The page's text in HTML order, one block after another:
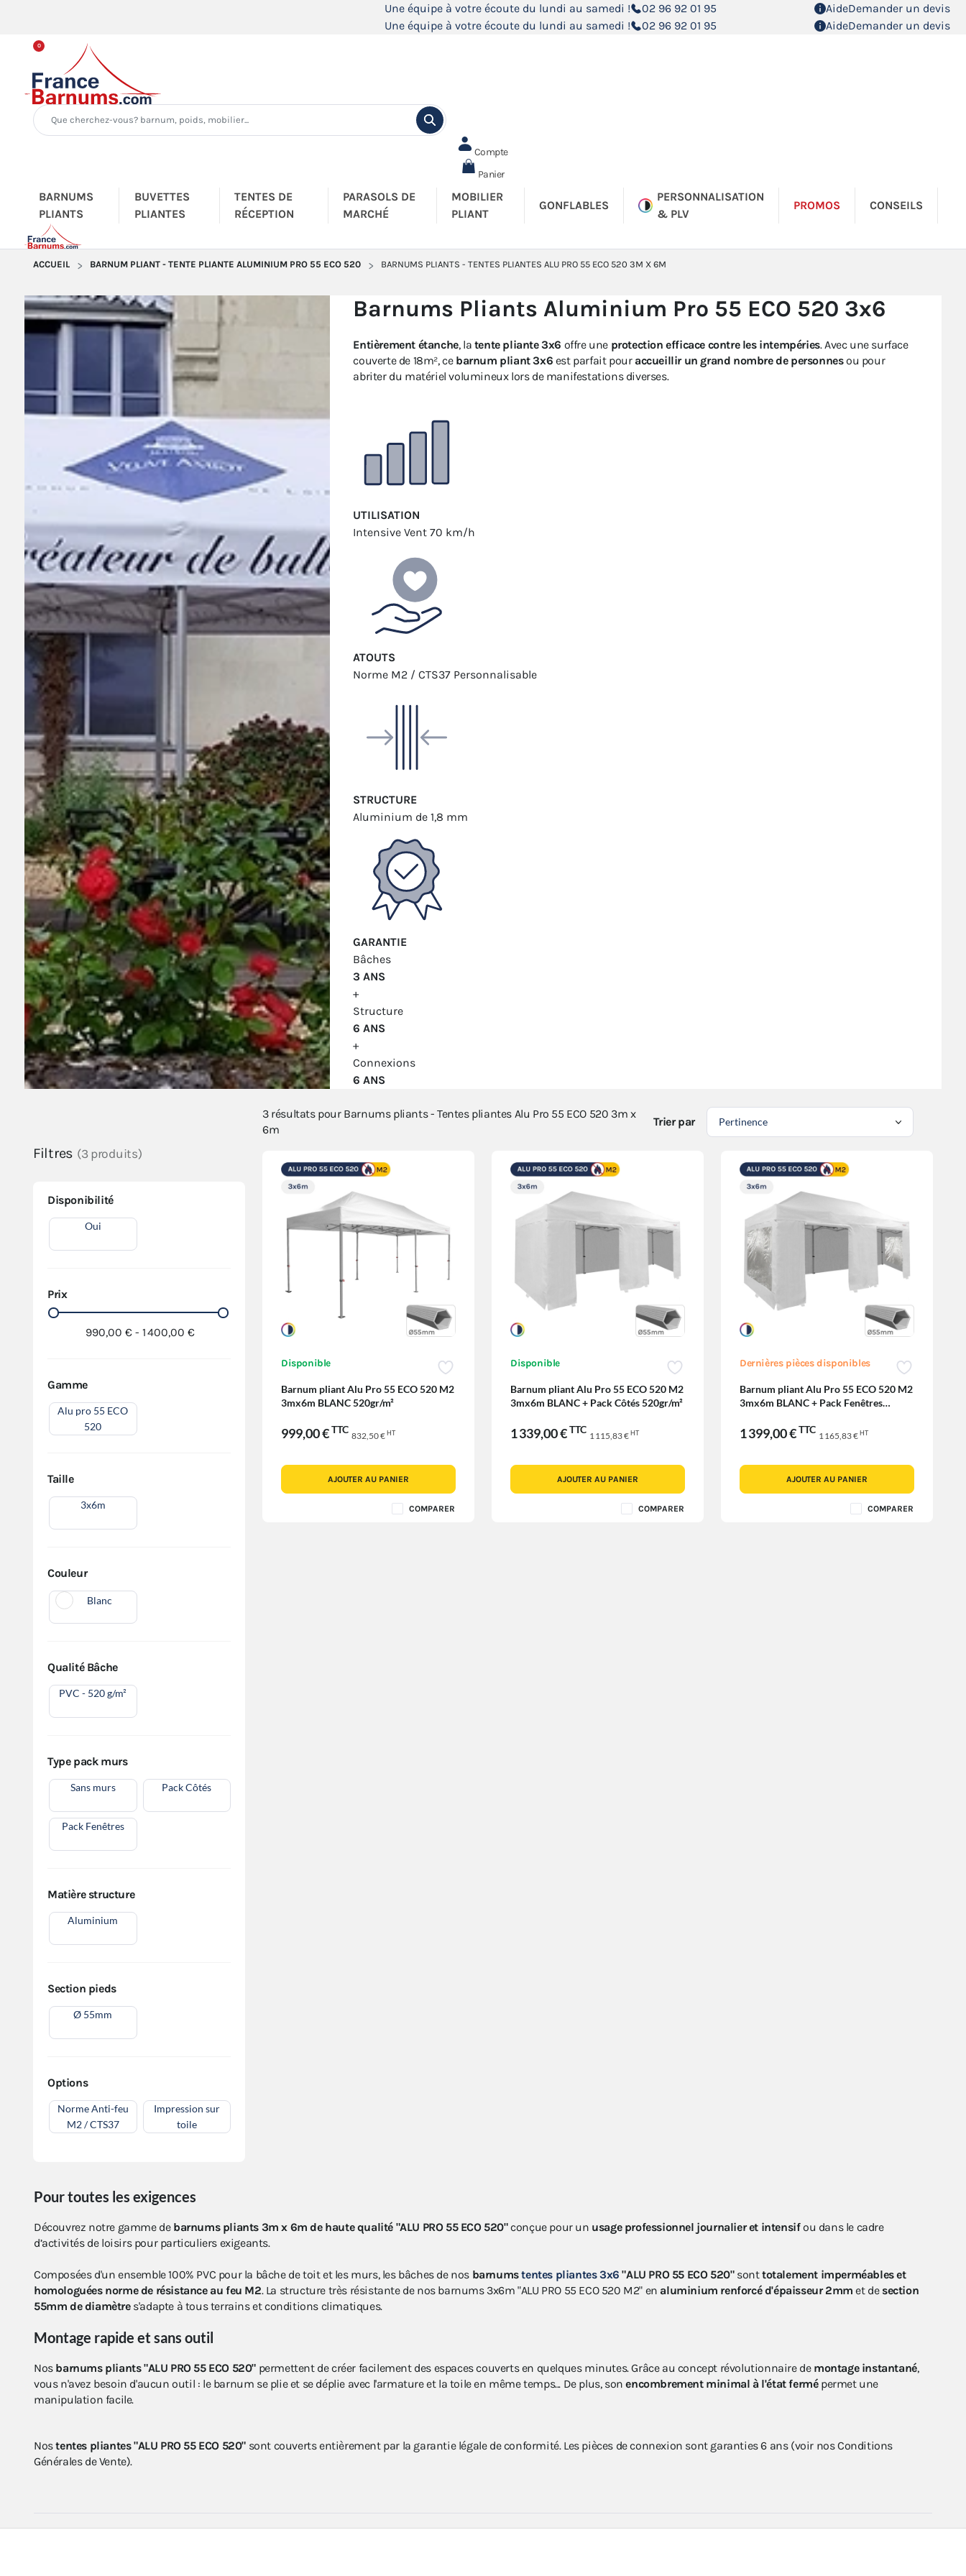
Une équipe à votre écoute du lundi au samedi ! 02 96 92 01 95 AideDemander un devis
Une équipe à votre écoute du lundi au samedi !
02 96 92 01 95 AideDemander un devis
Compte
0
Panier
BARNUMS
PLIANTS
BUVETTES
PLIANTES
TENTES DE
RÉCEPTION
PARASOLS DE
MARCHÉ
MOBILIER
PLIANT
GONFLABLES
PERSONNALISATION
& PLV
PROMOS CONSEILS
ACCUEIL BARNUM PLIANT - TENTE PLIANTE ALUMINIUM PRO 55 ECO 520 BARNUMS PLIANTS - TENTES PLIANTES ALU PRO 55 ECO 520 3M X 6M
Barnums Pliants Aluminium Pro 55 ECO 520 3x6
Entièrement étanche, la tente pliante 3x6 offre une protection efficace contre les intempéries. Avec une surface
couverte de 18m², cebarnum pliant 3x6 est parfait pour accueillir un grand nombre de personnesou pour
abriter du matériel volumineux lors de manifestations diverses.
UTILISATION
Intensive Vent 70 km/h
ATOUTS
Norme M2 / CTS37 Personnalisable
STRUCTURE
Aluminium de 1,8 mm
GARANTIE
Bâches
3 ANS
+
Structure
6 ANS
+
Connexions
6 ANS
Filtres (3 produits)
Disponibilité
Oui
Prix
990,00 € - 1 400,00 €
Gamme
Alu pro 55 ECO
520
Taille
3x6m
Couleur
Blanc
Qualité Bâche
PVC - 520 g/m²
Type pack murs
Sans murs Pack Côtés
Pack Fenêtres
Matière structure
Aluminium
Section pieds
Ø 55mm
Options
Norme Anti-feu
M2 / CTS37
Impression sur
toile
3 résultats pour Barnums pliants - Tentes pliantes Alu Pro 55 ECO 520 3m x
6m
Trier par
Disponible
Barnum pliant Alu Pro 55 ECO 520 M2
3mx6m BLANC 520gr/m²
999,00 €TTC
832,50 €HT
AJOUTER AU PANIER
COMPARER
Disponible
Barnum pliant Alu Pro 55 ECO 520 M2
3mx6m BLANC + Pack Côtés 520gr/m²
1 339,00 €TTC
1 115,83 €HT
AJOUTER AU PANIER
COMPARER
Dernières pièces disponibles
Barnum pliant Alu Pro 55 ECO 520 M2
3mx6m BLANC + Pack Fenêtres
1 399,00 €TTC
1 165,83 €HT
AJOUTER AU PANIER
COMPARER
Pour toutes les exigences
Découvrez notre gamme de barnums pliants 3m x 6m de haute qualité "ALU PRO 55 ECO 520"conçue pour un usage professionnel journalier et intensifou dans le cadre
d’activités de loisirs pour particuliers exigeants.
Composées d'un ensemble 100% PVC pour la bâche de toit et les murs, les bâches de nos barnumstentes pliantes 3x6 "ALU PRO 55 ECO 520"sonttotalement imperméables et
homologuées norme de résistance au feu M2. La structure très résistante de nos barnums 3x6m "ALU PRO 55 ECO 520 M2" en aluminium renforcé d'épaisseur 2mm et de section
55mm de diamètres'adapte à tous terrains et conditions climatiques.
Montage rapide et sans outil
Nos barnums pliants "ALU PRO 55 ECO 520" permettent de créer facilement des espaces couverts en quelques minutes. Grâce au concept révolutionnaire de montage instantané,
vous n'avez besoin d'aucun outil : le barnum se plie et se déplie avec l'armature et la toile en même temps... De plus, sonencombrement minimal à l'état fermépermet une
manipulation facile.
Nostentes pliantes "ALU PRO 55 ECO 520" sont couverts entièrement par la garantie légale de conformité. Les pièces de connexion sont garanties 6 ans (voir nos Conditions
Générales de Vente).